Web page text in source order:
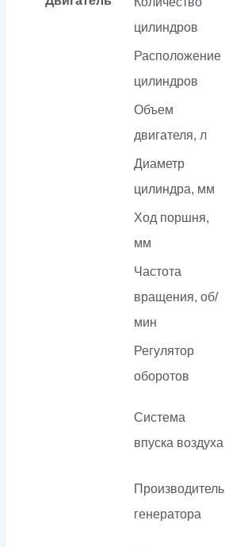
цилиндров
Расположение
цилиндров
Объем
двигателя, л
Диаметр
цилиндра, мм
Ход поршня,
мм
Частота
вращения, об/
мин
Регулятор
оборотов
Система
впуска воздуха
Производитель
генератора